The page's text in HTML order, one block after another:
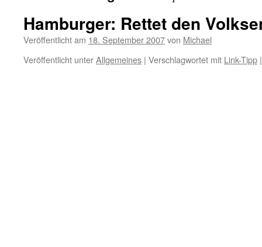
Hamburger: Rettet den
Veröffentlicht am 18. September 2007von Michael
Veröffentlicht unterAllgemeines | Verschlagwortet mit Link-Tipp |